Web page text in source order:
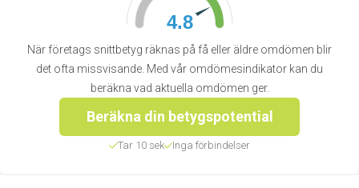
4.8
När företags snittbetyg räknas på få eller äldre omdömen blir
det ofta missvisande. Med vår omdömesindikator kan du
beräkna vad aktuella omdömen ger.
Beräkna din betygspotential
Tar 10 sek Inga förbindelser